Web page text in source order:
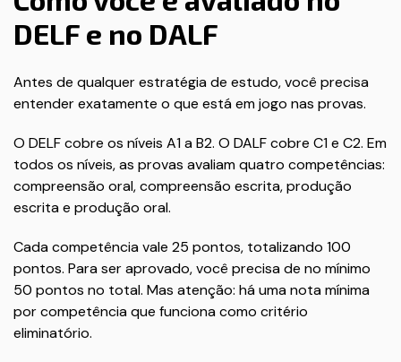
DELF e no DALF
Antes de qualquer estratégia de estudo, você precisa
entender exatamente o que está em jogo nas provas.
O DELF cobre os níveis A1 a B2. O DALF cobre C1 e C2. Em
todos os níveis, as provas avaliam quatro competências:
compreensão oral, compreensão escrita, produção
escrita e produção oral.
Cada competência vale 25 pontos, totalizando 100
pontos. Para ser aprovado, você precisa de no mínimo
50 pontos no total. Mas atenção: há uma nota mínima
por competência que funciona como critério
eliminatório.